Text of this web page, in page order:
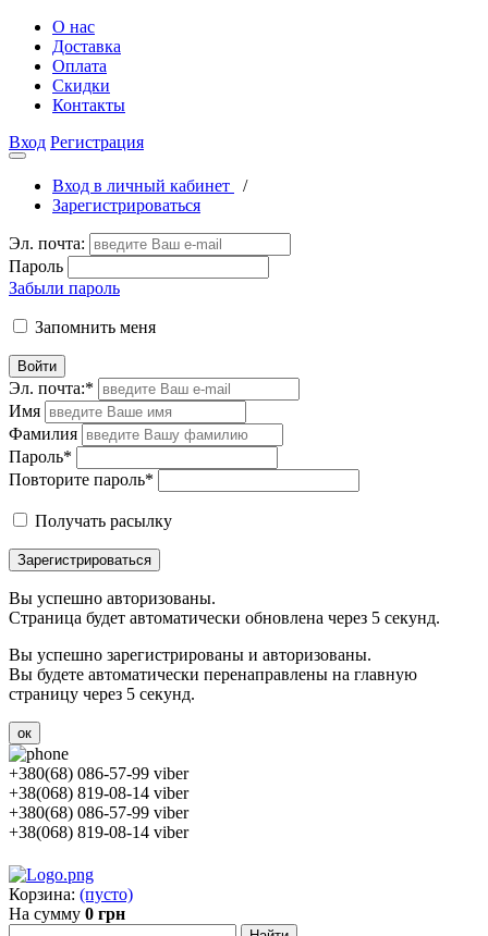
О нас
Доставка
Оплата
Скидки
Контакты
Вход Регистрация
Вход в личный кабинет
/
Зарегистрироваться
Эл. почта:
Пароль
Забыли пароль
Запомнить меня
Войти
Эл. почта:*
Имя
Фамилия
Пароль*
Повторите пароль*
Получать расылку
Зарегистрироваться
Вы успешно авторизованы.
Страница будет автоматически обновлена через 5 секунд.
Вы успешно зарегистрированы и авторизованы.
Вы будете автоматически перенаправлены на главную
страницу через 5 секунд.
ок
+380(68) 086-57-99 viber
+38(068) 819-08-14 viber
+380(68) 086-57-99 viber
+38(068) 819-08-14 viber
Корзина: (пусто)
На сумму 0 грн